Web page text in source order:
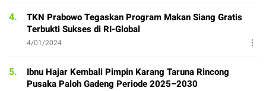
4.
TKN Prabowo Tegaskan Program Makan Siang Gratis
Terbukti Sukses di RI-Global
4/01/2024
5.
Ibnu Hajar Kembali Pimpin Karang Taruna Rincong
Pusaka Paloh Gadeng Periode 2025–2030